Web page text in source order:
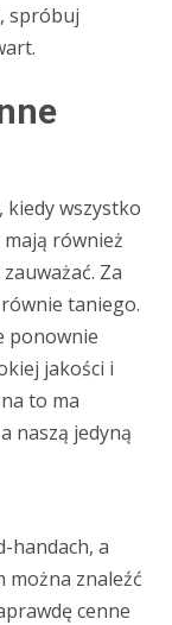
spróbuj
kiedy wszystko
mają również
Za
taniego.
ponownie
jakości i
to ma
naszą jedyną
handach, a
można znaleźć
cenne